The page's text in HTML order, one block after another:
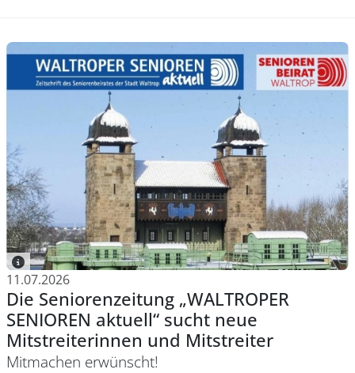
11.07.2026
Die Seniorenzeitung „WALTROPER
SENIOREN aktuell“ sucht neue
Mitstreiterinnen und Mitstreiter
Mitmachen erwünscht!